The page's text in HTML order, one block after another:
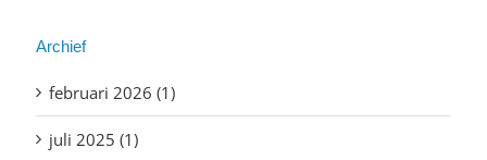
Archief
februari 2026 (1)
juli 2025 (1)